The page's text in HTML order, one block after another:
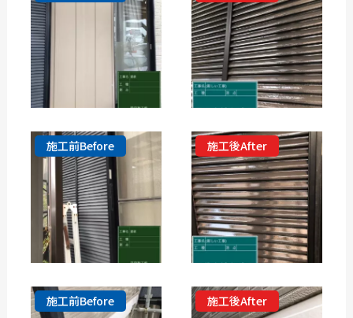
施工前Before 施工後After
施工前Before 施工後After